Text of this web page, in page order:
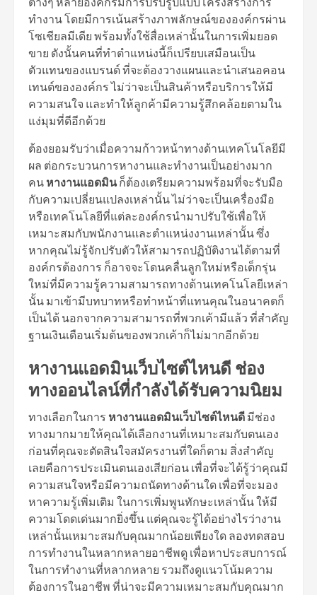
ทำงาน โดยมีการเน้นสร้างภาพลักษณ์ขององค์กรผ่าน
โซเชียลมีเดีย พร้อมทั้งใช้สื่อเหล่านั้นในการเพิ่มยอด
ขาย ดังนั้นคนที่ทำตำแหน่งนี้ก็เปรียบเสมือนเป็น
ตัวแทนของแบรนด์ ที่จะต้องวางแผนและนำเสนอคอน
เทนต์ขององค์กร ไม่ว่าจะเป็นสินค้าหรือบริการให้มี
ความสนใจ และทำให้ลูกค้ามีความรู้สึกคล้อยตามใน
แง่มุมที่ดีอีกด้วย
ต้องยอมรับว่าเมื่อความก้าวหน้าทางด้านเทคโนโลยีมี
ผล ต่อกระบวนการหางานและทำงานเป็นอย่างมาก
คน หางานแอดมินก็ต้องเตรียมความพร้อมที่จะรับมือ
กับความเปลี่ยนแปลงเหล่านั้น ไม่ว่าจะเป็นเครื่องมือ
หรือเทคโนโลยีที่แต่ละองค์กรนำมาปรับใช้เพื่อให้
เหมาะสมกับพนักงานและตำแหน่งงานเหล่านั้น ซึ่ง
หากคุณไม่รู้จักปรับตัวให้สามารถปฏิบัติงานได้ตามที่
องค์กรต้องการ ก็อาจจะโดนคลื่นลูกใหม่หรือเด็กรุ่น
ใหม่ที่มีความรู้ความสามารถทางด้านเทคโนโลยีเหล่า
นั้น มาเข้ามีบทบาทหรือทำหน้าที่แทนคุณในอนาคตก็
เป็นได้ นอกจากความสามารถที่พวกเค้ามีแล้ว ที่สำคัญ
ฐานเงินเดือนเริ่มต้นของพวกเค้าก็ไม่มากอีกด้วย
หางานแอดมินเว็บไซต์ไหนดี ช่อง
ทางออนไลน์ที่กำลังได้รับความนิยม
ทางเลือกในการ หางานแอดมินเว็บไซต์ไหนดี มีช่อง
ทางมากมายให้คุณได้เลือกงานที่เหมาะสมกับตนเอง
ก่อนที่คุณจะตัดสินใจสมัครงานที่ใดก็ตาม สิ่งสำคัญ
เลยคือการประเมินตนเองเสียก่อน เพื่อที่จะได้รู้ว่าคุณมี
ความสนใจหรือมีความถนัดทางด้านใด เพื่อที่จะมอง
หาความรู้เพิ่มเติม ในการเพิ่มพูนทักษะเหล่านั้น ให้มี
ความโดดเด่นมากยิ่งขึ้น แต่คุณจะรู้ได้อย่างไรว่างาน
เหล่านั้นเหมาะสมกับคุณมากน้อยเพียงใด ลองทดสอบ
การทำงานในหลากหลายอาชีพดู เพื่อหาประสบการณ์
ในการทำงานที่หลากหลาย รวมถึงดูแนวโน้มความ
ต้องการในอาชีพ ที่น่าจะมีความเหมาะสมกับคุณมาก